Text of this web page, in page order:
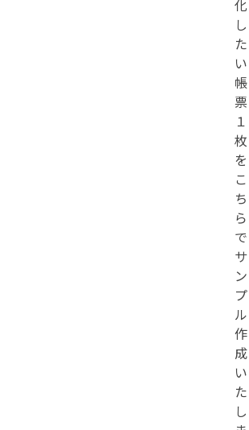
化
し
た
い
帳
票
１
枚
を
こ
ち
ら
で
サ
ン
プ
ル
作
成
い
た
し